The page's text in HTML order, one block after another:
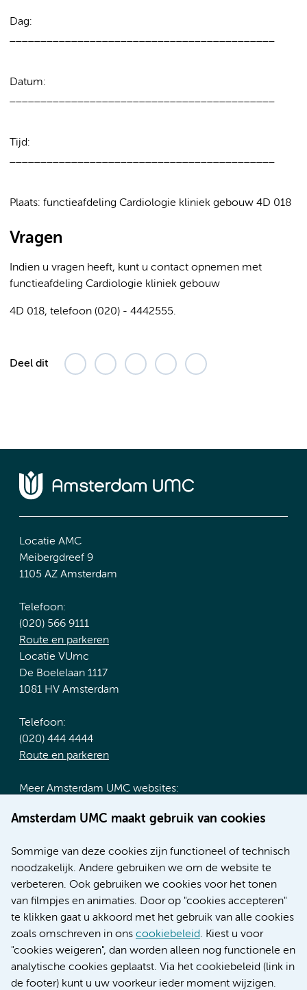
Dag:
Datum:
Tijd:
Plaats: functieafdeling Cardiologie kliniek gebouw 4D 018
Vragen
Indien u vragen heeft, kunt u contact opnemen met
functieafdeling Cardiologie kliniek gebouw
4D 018, telefoon (020) - 4442555.
Deel dit
Amsterdam UMC maakt gebruik van cookies
Sommige van deze cookies zijn functioneel of technisch
noodzakelijk. Andere gebruiken we om de website te
verbeteren. Ook gebruiken we cookies voor het tonen
van filmpjes en animaties. Door op "cookies accepteren"
te klikken gaat u akkoord met het gebruik van alle cookies
zoals omschreven in ons cookiebeleid. Kiest u voor
"cookies weigeren", dan worden alleen nog functionele en
analytische cookies geplaatst. Via het cookiebeleid (link in
de footer) kunt u uw voorkeur ieder moment wijzigen.
Locatie AMC
Meibergdreef 9
1105 AZ Amsterdam
Telefoon:
(020) 566 9111
Route en parkeren
Locatie VUmc
De Boelelaan 1117
1081 HV Amsterdam
Telefoon:
(020) 444 4444
Route en parkeren
Meer Amsterdam UMC websites:
Werken bij Amsterdam UMC
Nieuws
Research
Educatie locatie AMC
Educatie locatie VUmc
Verwijzen & diagnostiek